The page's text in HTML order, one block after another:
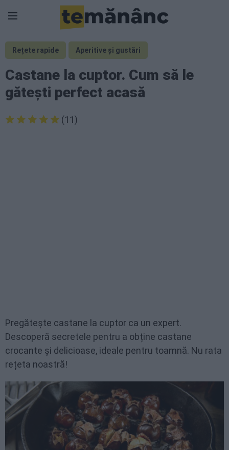
Rețete rapide Aperitive și gustări
Castane la cuptor. Cum să le
gătești perfect acasă
(11)
Pregătește castane la cuptor ca un expert.
Descoperă secretele pentru a obține castane
crocante și delicioase, ideale pentru toamnă. Nu rata
rețeta noastră!